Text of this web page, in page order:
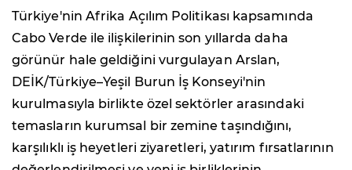
Türkiye'nin Afrika Açılım Politikası kapsamında
Cabo Verde ile ilişkilerinin son yıllarda daha
görünür hale geldiğini vurgulayan Arslan,
DEİK/Türkiye–Yeşil Burun İş Konseyi'nin
kurulmasıyla birlikte özel sektörler arasındaki
temasların kurumsal bir zemine taşındığını,
karşılıklı iş heyetleri ziyaretleri, yatırım fırsatlarının